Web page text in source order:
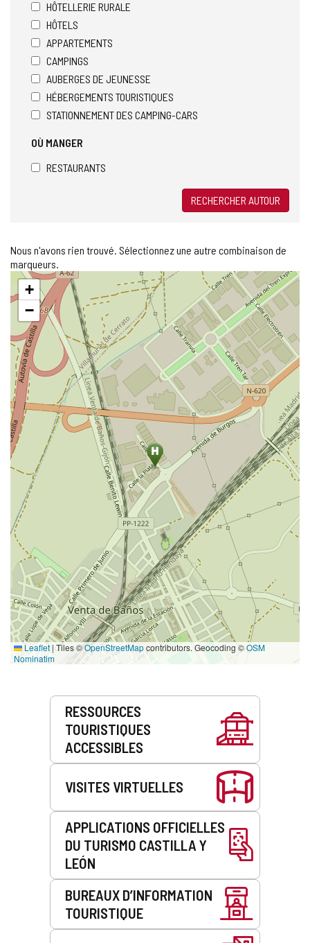
HÔTELLERIE RURALE
HÔTELS
APPARTEMENTS
CAMPINGS
AUBERGES DE JEUNESSE
HÉBERGEMENTS TOURISTIQUES
STATIONNEMENT DES CAMPING-CARS
OÙ MANGER
RESTAURANTS
RECHERCHER AUTOUR
Nous n'avons rien trouvé. Sélectionnez une autre combinaison de
marqueurs.
Sauter
carte
+
−
Leaflet |Tiles ©OpenStreetMapcontributors. Geocoding ©OSM
Nominatim
Prestations
RESSOURCES
TOURISTIQUES
ACCESSIBLES
VISITES VIRTUELLES
APPLICATIONS OFFICIELLES
DU TURISMO CASTILLA Y
LEÓN
BUREAUX D’INFORMATION
TOURISTIQUE